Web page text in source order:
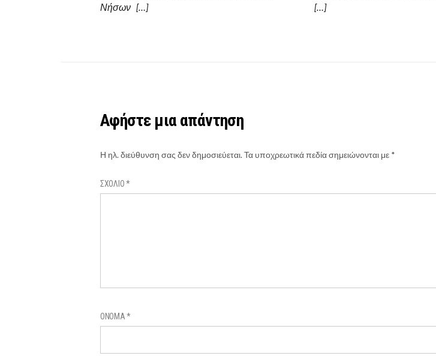
Νήσων […]
[…]
Αφήστε μια απάντηση
Η ηλ. διεύθυνση σας δεν δημοσιεύεται.Τα υποχρεωτικά πεδία σημειώνονται με *
ΣΧΌΛΙΟ*
ΌΝΟΜΑ*